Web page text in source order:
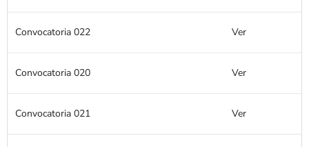
Convocatoria 022 Ver
Convocatoria 020 Ver
Convocatoria 021 Ver